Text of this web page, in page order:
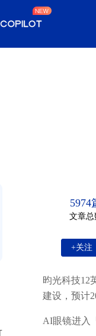
5974
文章总
+关注
昀光科技12
建设，预计
AI眼镜进入